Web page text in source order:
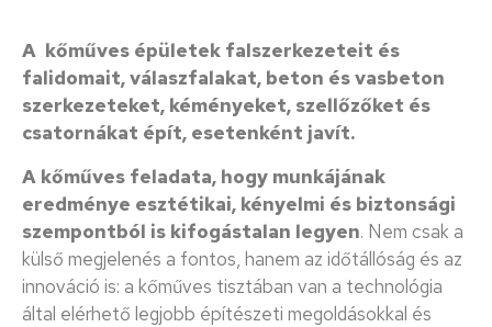
A kőműves épületek falszerkezeteit és
falidomait, válaszfalakat, beton és vasbeton
szerkezeteket, kéményeket, szellőzőket és
csatornákat épít, esetenként javít.
A kőműves feladata, hogy munkájának
eredménye esztétikai, kényelmi és biztonsági
szempontból is kifogástalan legyen. Nem csak a
külső megjelenés a fontos, hanem az időtállóság és az
innováció is: a kőműves tisztában van a technológia
által elérhető legjobb építészeti megoldásokkal és